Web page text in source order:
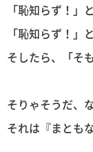
「恥知らず！」
「恥知らず！」
そしたら、「そ
そりゃそうだ、
それは『まとも